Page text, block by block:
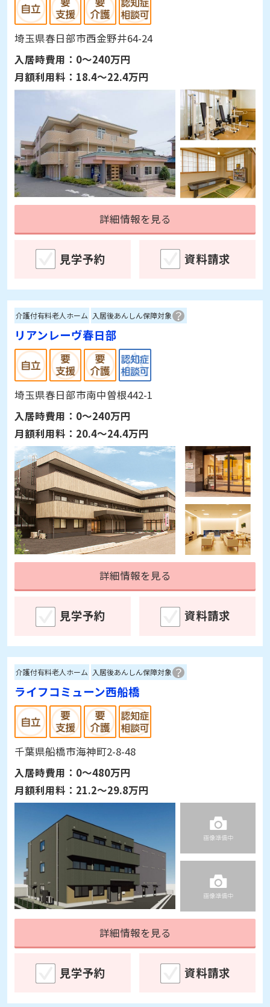
埼玉県春日部市西金野井64-24
入居時費用： 0～240万円
月額利用料： 18.4～22.4万円
詳細情報を見る
見学予約 資料請求
介護付有料老人ホーム 入居後あんしん保障対象
リアンレーヴ春日部
埼玉県春日部市南中曽根442-1
入居時費用： 0～240万円
月額利用料： 20.4～24.4万円
詳細情報を見る
見学予約 資料請求
介護付有料老人ホーム 入居後あんしん保障対象
ライフコミューン西船橋
千葉県船橋市海神町2-8-48
入居時費用： 0～480万円
月額利用料： 21.2～29.8万円
詳細情報を見る
見学予約 資料請求